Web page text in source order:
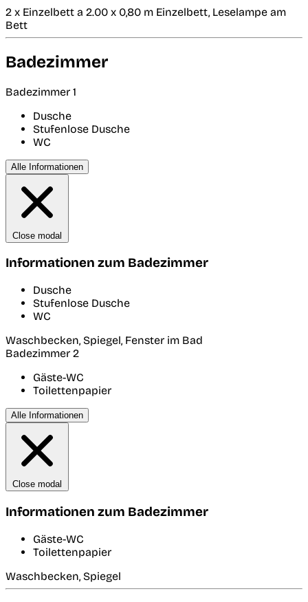
2 x Einzelbett a 2.00 x 0,80 m Einzelbett, Leselampe am
Bett
Badezimmer
Badezimmer 1
Dusche
Stufenlose Dusche
WC
Alle Informationen
Close modal
Informationen zum Badezimmer
Dusche
Stufenlose Dusche
WC
Waschbecken, Spiegel, Fenster im Bad
Badezimmer 2
Gäste-WC
Toilettenpapier
Alle Informationen
Close modal
Informationen zum Badezimmer
Gäste-WC
Toilettenpapier
Waschbecken, Spiegel